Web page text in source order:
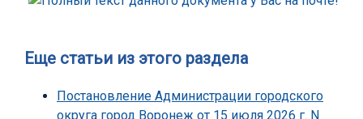
Еще статьи из этого раздела
Постановление Администрации городского
округа город Воронеж от 15 июля 2026 г. N